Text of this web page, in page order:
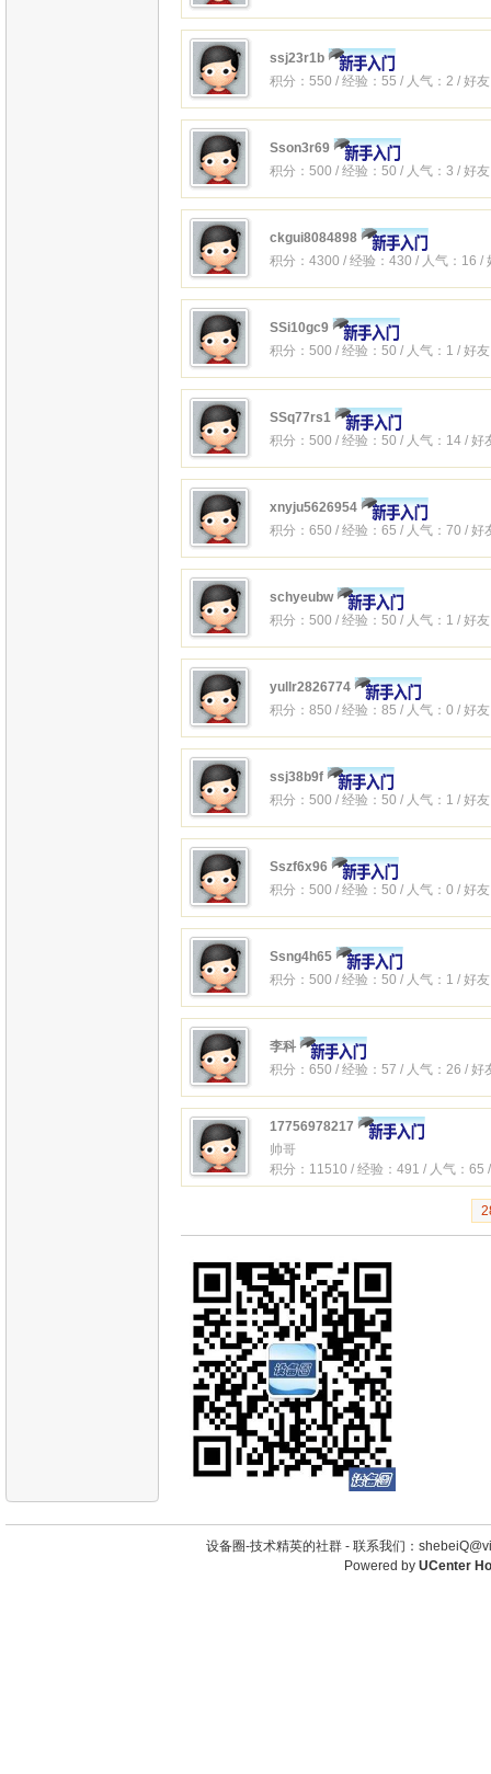
ssj23r1b
积分：550 / 经验：55 / 人气：2 / 好
Sson3r69
积分：500 / 经验：50 / 人气：3 / 好
ckgui8084898
积分：4300 / 经验：430 / 人气：16 /
SSi10gc9
积分：500 / 经验：50 / 人气：1 / 好
SSq77rs1
积分：500 / 经验：50 / 人气：14 / 好
xnyju5626954
积分：650 / 经验：65 / 人气：70 / 好
schyeubw
积分：500 / 经验：50 / 人气：1 / 好
yullr2826774
积分：850 / 经验：85 / 人气：0 / 好
ssj38b9f
积分：500 / 经验：50 / 人气：1 / 好
Sszf6x96
积分：500 / 经验：50 / 人气：0 / 好
Ssng4h65
积分：500 / 经验：50 / 人气：1 / 好
李科
积分：650 / 经验：57 / 人气：26 / 好
17756978217
帅哥
积分：11510 / 经验：491 / 人气：65
设备圈-技术精英的社群 - 联系我们：
Powered by UCenter